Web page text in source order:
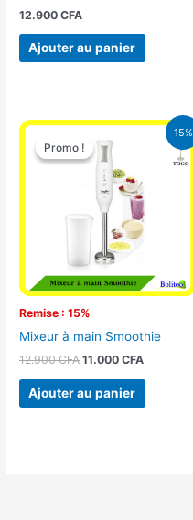
12.900CFA
Ajouter au panier
15%
Promo !
Remise : 15%
Promo !
Mixeur à main Smoothie
12.900CFA
Le
prix
initial
était :
12.900 CFA.
11.000CFA
Le
Ajouter au panier